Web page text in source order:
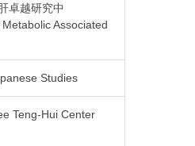
卓越研究中
Associated
Studies
Teng-Hui Center